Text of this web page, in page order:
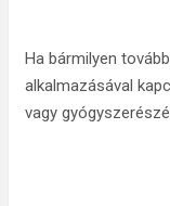
Ha bármilyen
alkalmazásával
vagy